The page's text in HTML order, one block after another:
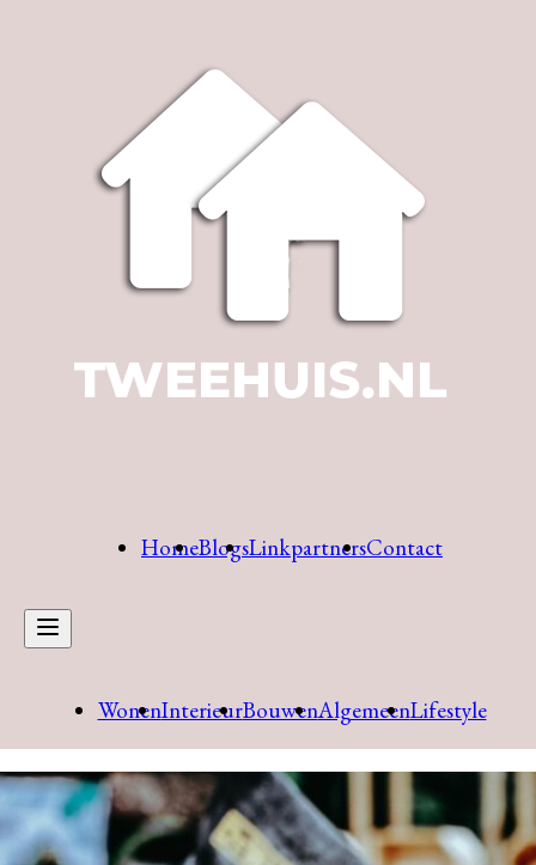
HomeBlogsLinkpartnersContact
WonenInterieurBouwenAlgemeenLifestyle